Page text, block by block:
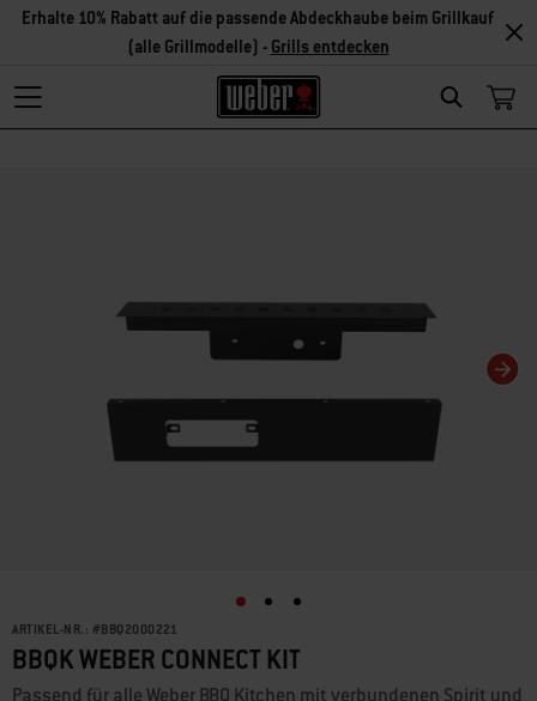
Search
Erhalte 10% Rabatt auf die passende Abdeckhaube beim Grillkauf
(alle Grillmodelle) - Grills entdecken
ARTIKEL-NR.: #BBQ2000221
BBQK WEBER CONNECT KIT
Passend für alle Weber BBQ Kitchen mit verbundenen Spirit und